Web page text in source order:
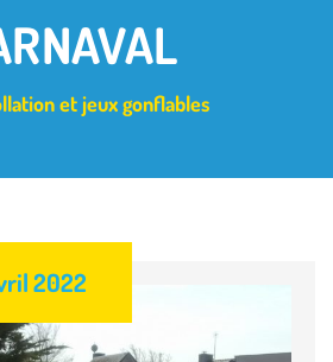
et jeux gonflables
2022